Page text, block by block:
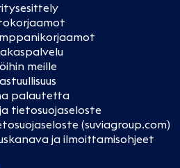
meille
palautetta
tietosuojaseloste
(suviagroup.com)
ja ilmoittamisohjeet